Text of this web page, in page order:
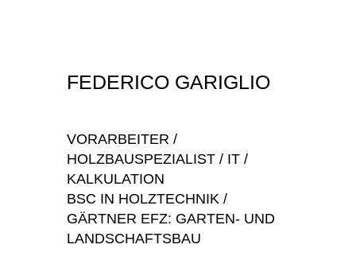
FEDERICO GARIGLIO
VORARBEITER /
HOLZBAUSPEZIALIST / IT /
KALKULATION
BSC IN HOLZTECHNIK /
GÄRTNER EFZ: GARTEN- UND
LANDSCHAFTSBAU